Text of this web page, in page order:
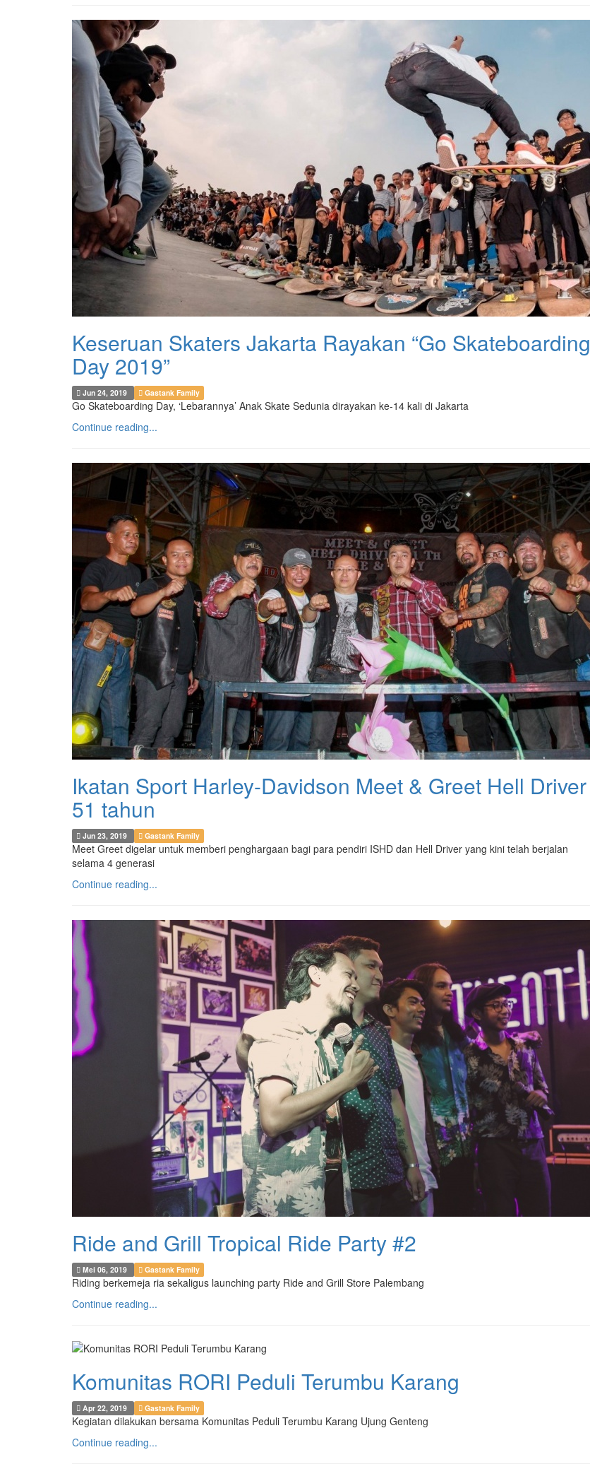
Keseruan Skaters Jakarta Rayakan “Go Skateboarding
Day 2019”
Jun 24, 2019 Gastank Family
Go Skateboarding Day, ‘Lebarannya’ Anak Skate Sedunia dirayakan ke-14 kali di Jakarta
Continue reading...
Ikatan Sport Harley-Davidson Meet & Greet Hell Driver
51 tahun
Jun 23, 2019 Gastank Family
Meet Greet digelar untuk memberi penghargaan bagi para pendiri ISHD dan Hell Driver yang kini telah berjalan
selama 4 generasi
Continue reading...
Ride and Grill Tropical Ride Party #2
Mei 06, 2019 Gastank Family
Riding berkemeja ria sekaligus launching party Ride and Grill Store Palembang
Continue reading...
Komunitas RORI Peduli Terumbu Karang
Apr 22, 2019 Gastank Family
Kegiatan dilakukan bersama Komunitas Peduli Terumbu Karang Ujung Genteng
Continue reading...